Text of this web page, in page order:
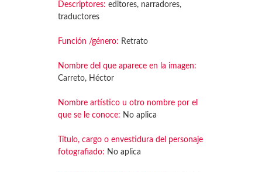
Descriptores: editores, narradores,
traductores
Función /género: Retrato
Nombre del que aparece en la imagen:
Carreto, Héctor
Nombre artístico u otro nombre por el
que se le conoce: No aplica
Título, cargo o envestidura del personaje
fotografiado: No aplica